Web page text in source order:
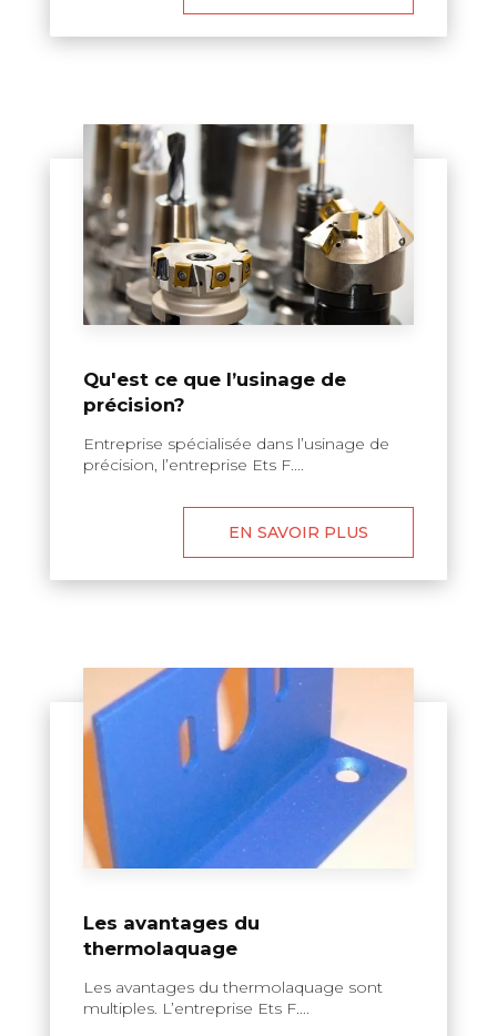
Qu'est ce que l’usinage de
précision?
Entreprise spécialisée dans l’usinage de
précision, l’entreprise Ets F....
EN SAVOIR PLUS
Les avantages du
thermolaquage
Les avantages du thermolaquage sont
multiples. L’entreprise Ets F....